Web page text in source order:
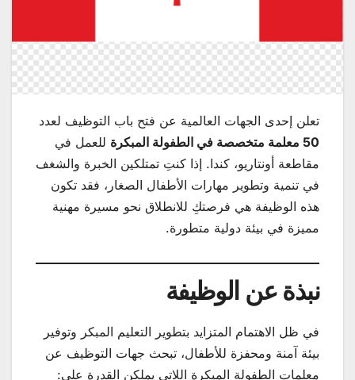
تعلن إحدى الجهات العالمية عن فتح باب التوظيف لعدد
50 معلمة متخصصة في الطفولة المبكرة
للعمل في
مقاطعة أونتاريو، كندا. إذا كنتِ تمتلكين الخبرة والشغف
في تنمية وتطوير مهارات الأطفال الصغار، فقد تكون
هذه الوظيفة هي فرصتكِ للانطلاق نحو مسيرة مهنية
مميزة في بيئة دولية متطورة.
نبذة عن الوظيفة
في ظل الاهتمام المتزايد بتطوير التعليم المبكر وتوفير
بيئة آمنة ومحفزة للأطفال، تبحث جهات التوظيف عن
معلمات الطفولة المبكرة اللاتي يملكن القدرة على: